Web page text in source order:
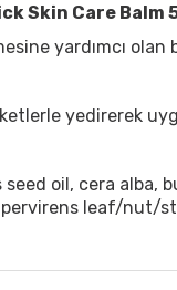
Skin Care Balm
yardımcı olan
yedirerek
oil, cera alba,
leaf/nut/